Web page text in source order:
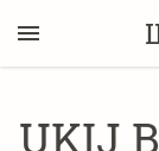
UKIJ